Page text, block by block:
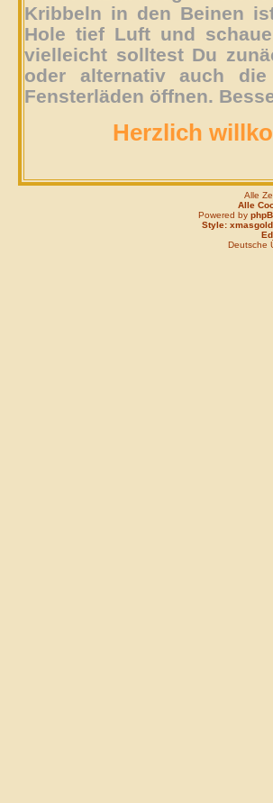
Kribbeln in den Beinen
Hole tief Luft und
vielleicht solltest Du
oder alternativ auch
Fensterläden öffnen.
Herzlich
Alle
Alle
Powered by
Style: xmasgold
Deutsche